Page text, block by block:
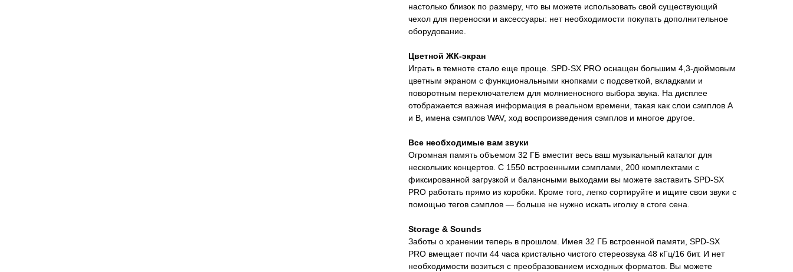
настолько близок по размеру, что вы можете использовать свой существующий
чехол для переноски и аксессуары: нет необходимости покупать дополнительное
оборудование.
Цветной ЖК-экран
Играть в темноте стало еще проще. SPD-SX PRO оснащен большим 4,3-дюймовым
цветным экраном с функциональными кнопками с подсветкой, вкладками и
поворотным переключателем для молниеносного выбора звука. На дисплее
отображается важная информация в реальном времени, такая как слои сэмплов A
и B, имена сэмплов WAV, ход воспроизведения сэмплов и многое другое.
Все необходимые вам звуки
Огромная память объемом 32 ГБ вместит весь ваш музыкальный каталог для
нескольких концертов. С 1550 встроенными сэмплами, 200 комплектами с
фиксированной загрузкой и балансными выходами вы можете заставить SPD-SX
PRO работать прямо из коробки. Кроме того, легко сортируйте и ищите свои звуки с
помощью тегов сэмплов — больше не нужно искать иголку в стоге сена.
Storage & Sounds
Заботы о хранении теперь в прошлом. Имея 32 ГБ встроенной памяти, SPD-SX
PRO вмещает почти 44 часа кристально чистого стереозвука 48 кГц/16 бит. И нет
необходимости возиться с преобразованием исходных форматов. Вы можете